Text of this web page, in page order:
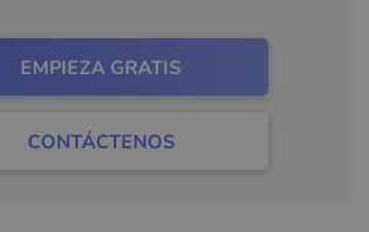
EMPIEZA GRATIS
CONTÁCTENOS